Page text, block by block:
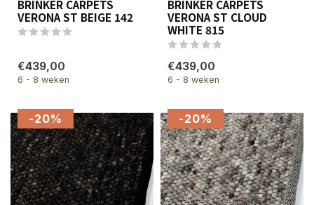
BRINKER CARPETS
VERONA ST BEIGE 142
€439,00
6 - 8 weken
BRINKER CARPETS
VERONA ST CLOUD
WHITE 815
€439,00
6 - 8 weken
-20% -20%